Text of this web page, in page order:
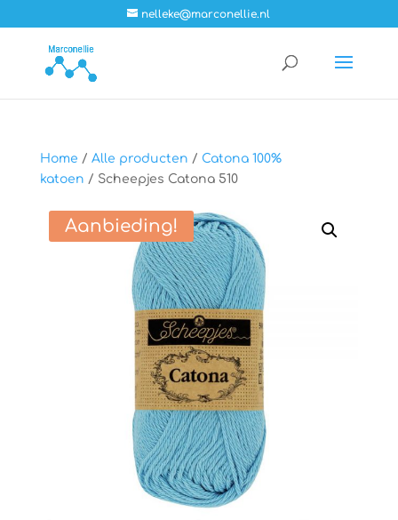
nelleke@marconellie.nl
Home / Alle producten / Catona 100%
katoen / Scheepjes Catona 510
Aanbieding!